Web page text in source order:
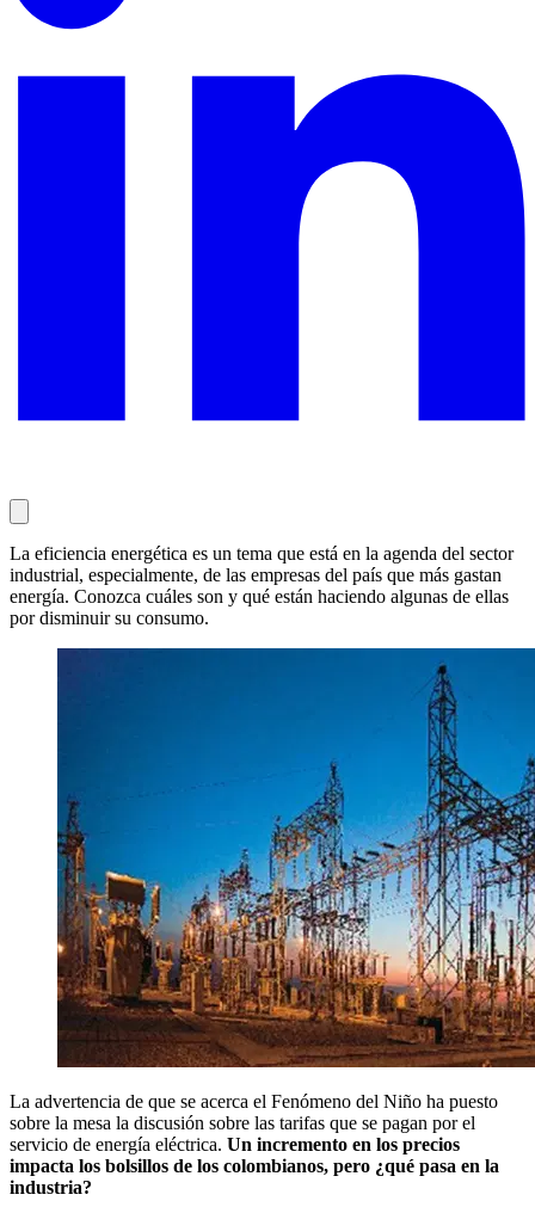
La eficiencia energética es un tema que está en la agenda del sector
industrial, especialmente, de las empresas del país que más gastan
energía. Conozca cuáles son y qué están haciendo algunas de ellas
por disminuir su consumo.
La advertencia de que se acerca el Fenómeno del Niño ha puesto
sobre la mesa la discusión sobre las tarifas que se pagan por el
servicio de energía eléctrica. Un incremento en los precios
impacta los bolsillos de los colombianos, pero ¿qué pasa en la
industria?